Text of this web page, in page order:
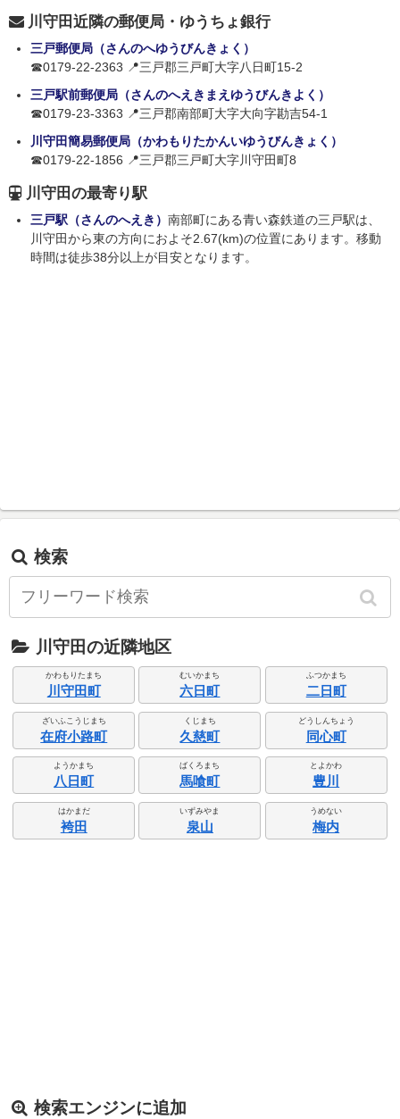
川守田近隣の郵便局・ゆうちょ銀行
三戸郵便局（さんのへゆうびんきょく）
☎0179-22-2363 📍三戸郡三戸町大字八日町15-2
三戸駅前郵便局（さんのへえきまえゆうびんきよく）
☎0179-23-3363 📍三戸郡南部町大字大向字勘吉54-1
川守田簡易郵便局（かわもりたかんいゆうびんきょく）
☎0179-22-1856 📍三戸郡三戸町大字川守田町8
川守田の最寄り駅
三戸駅（さんのへえき） 南部町にある青い森鉄道の三戸駅は、
川守田から東の方向におよそ2.67(km)の位置にあります。移動
時間は徒歩38分以上が目安となります。
検索
川守田の近隣地区
かわもりたまち
川守田町
むいかまち
六日町
ふつかまち
二日町
ざいふこうじまち
在府小路町
くじまち
久慈町
どうしんちょう
同心町
ようかまち
八日町
ばくろまち
馬喰町
とよかわ
豊川
はかまだ
袴田
いずみやま
泉山
うめない
梅内
検索エンジンに追加